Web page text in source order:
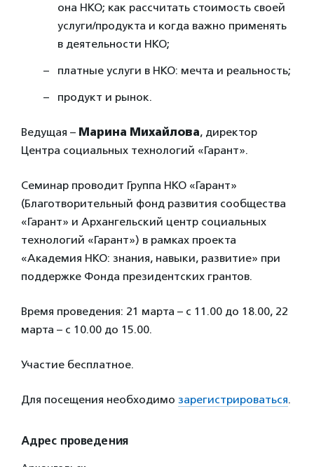
она НКО; как рассчитать стоимость своей
услуги/продукта и когда важно применять
в деятельности НКО;
платные услуги в НКО: мечта и реальность;
продукт и рынок.
Ведущая – Марина Михайлова, директор
Центра социальных технологий «Гарант».
Семинар проводит Группа НКО «Гарант»
(Благотворительный фонд развития сообщества
«Гарант» и Архангельский центр социальных
технологий «Гарант») в рамках проекта
«Академия НКО: знания, навыки, развитие» при
поддержке Фонда президентских грантов.
Время проведения: 21 марта – с 11.00 до 18.00, 22
марта – с 10.00 до 15.00.
Участие бесплатное.
Для посещения необходимо зарегистрироваться.
Адрес проведения